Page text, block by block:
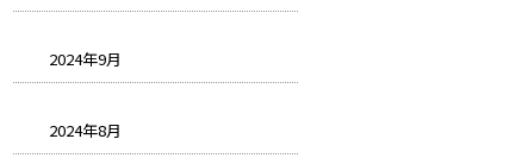
2024年9月
2024年8月